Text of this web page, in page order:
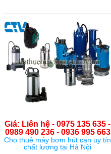
Giá: Liên hệ - 0975 135 635 -
0989 490 236 - 0936 995 663
Cho thuê máy bơm hút cạn uy tín
chất lượng tại Hà Nội